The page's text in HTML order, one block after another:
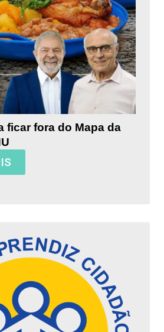
ficar fora do Mapa da